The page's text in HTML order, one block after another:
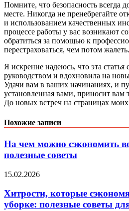
Помните, что безопасность всегда
месте. Никогда не пренебрегайте
и использованием качественных
процессе работы у вас возникают
обратиться за помощью к
перестраховаться, чем потом жалеть.
Я искренне надеюсь, что эта статья
руководством и вдохновила на
Удачи вам в ваших начинаниях, и
установленная вами, приносит вам
До новых встреч на страницах моих
Похожие записи
На чем можно сэкономить
полезные советы
15.02.2026
Хитрости, которые
уборке: полезные советы